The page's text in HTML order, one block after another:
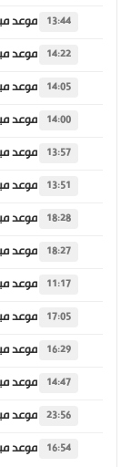
13:44
14:22
14:05
14:00
13:57
13:51
18:28
18:27
11:17
17:05
16:29
14:47
23:56
16:54